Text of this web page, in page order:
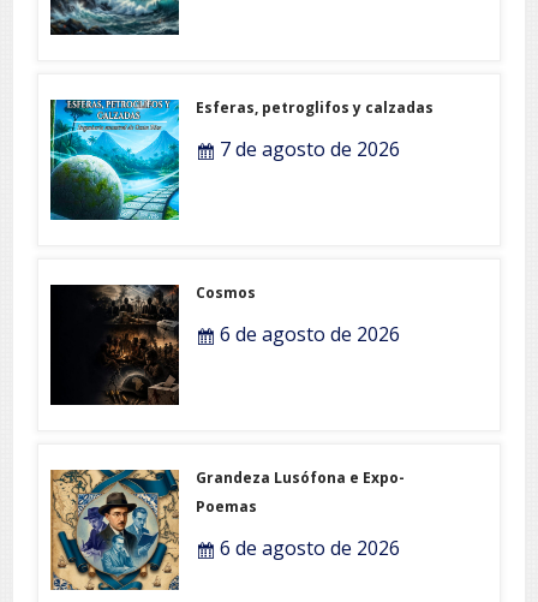
Esferas, petroglifos y calzadas
7 de agosto de 2026
Cosmos
6 de agosto de 2026
Grandeza Lusófona e Expo-
Poemas
6 de agosto de 2026